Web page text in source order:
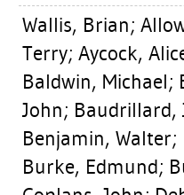
Wallis, Brian;
Terry; Aycock,
Baldwin, Michael;
John; Baudrillard,
Benjamin, Walter;
Burke, Edmund;